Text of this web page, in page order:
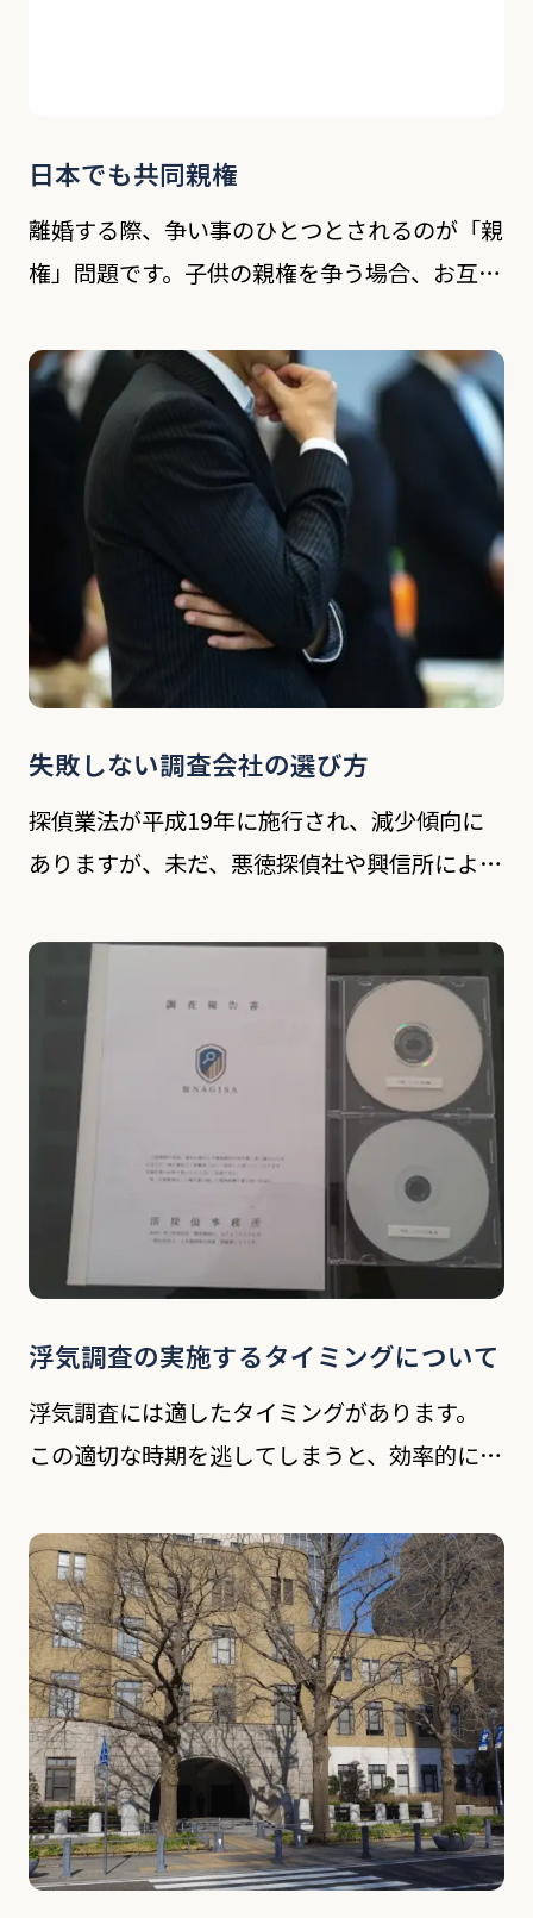
日本でも共同親権
離婚する際、争い事のひとつとされるのが「親
権」問題です。子供の親権を争う場合、お互い
かず、離婚裁判まで発展する事が少なくありま
せん。現在の日本の法律では離婚をする際に、
子供の親権 […]
失敗しない調査会社の選び方
探偵業法が平成19年に施行され、減少傾向に
ありますが、未だ、悪徳探偵社や興信所による
要因は業者選びといっても過言ではありませ
ん。逆に探偵業者選びさえ間違えなければ、結
果はおのずと […]
浮気調査の実施するタイミングについて
浮気調査には適したタイミングがあります。
この適切な時期を逃してしまうと、効率的に実
が困難になってしまいます。 長年の経験か
ら、ご相談時に現在までの状況や配偶者の性格
などをお伺い […]